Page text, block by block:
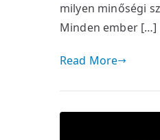
milyen minőségi
Minden ember […]
Read More